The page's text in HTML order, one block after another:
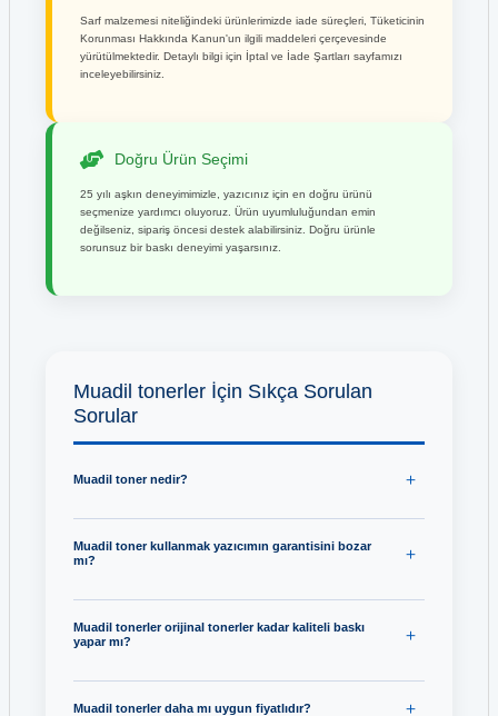
Sarf malzemesi niteliğindeki ürünlerimizde iade süreçleri, Tüketicinin
Korunması Hakkında Kanun'un ilgili maddeleri çerçevesinde
yürütülmektedir. Detaylı bilgi için İptal ve İade Şartları sayfamızı
inceleyebilirsiniz.
Doğru Ürün Seçimi
25 yılı aşkın deneyimimizle, yazıcınız için en doğru ürünü
seçmenize yardımcı oluyoruz. Ürün uyumluluğundan emin
değilseniz, sipariş öncesi destek alabilirsiniz. Doğru ürünle
sorunsuz bir baskı deneyimi yaşarsınız.
Muadil tonerler İçin Sıkça Sorulan
Sorular
Muadil toner nedir?
Muadil toner kullanmak yazıcımın garantisini bozar
mı?
Muadil tonerler orijinal tonerler kadar kaliteli baskı
yapar mı?
Muadil tonerler daha mı uygun fiyatlıdır?